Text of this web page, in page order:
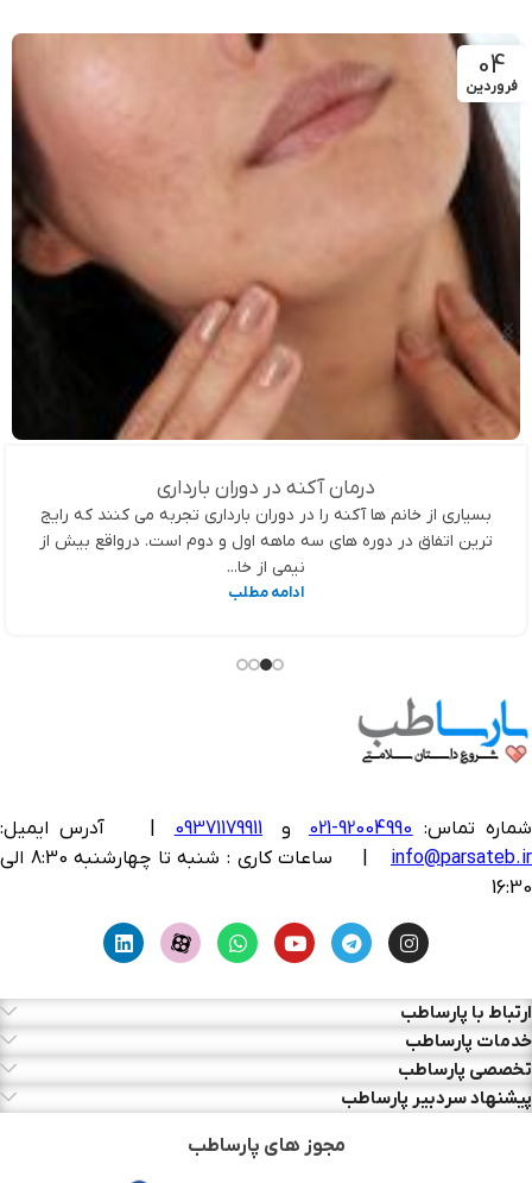
04
فروردین
درمان آکنه در دوران بارداری
بسیاری از خانم ها آکنه را در دوران بارداری تجربه می کنند که رایج
ترین اتفاق در دوره های سه ماهه اول و دوم است. درواقع بیش از
نیمی از خا...
ادامه مطلب
شماره تماس: 92004990-021 و 09371179911
آدرس ایمیل:
info@parsateb.ir
| ساعات کاری : شنبه تا چهارشنبه 8:30 الی
16:30
ارتباط با پارساطب
خدمات پارساطب
تخصصی پارساطب
پیشنهاد سردبیر پارساطب
مجوز های پارساطب